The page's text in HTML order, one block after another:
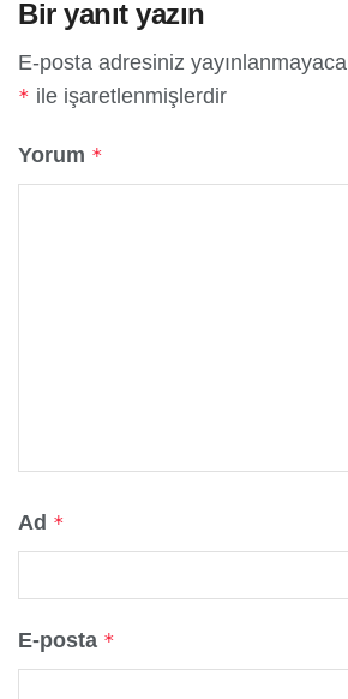
Bir yanıt yazın
E-posta adresiniz
* ile işaretlenmişlerdir
Yorum *
Ad *
E-posta *